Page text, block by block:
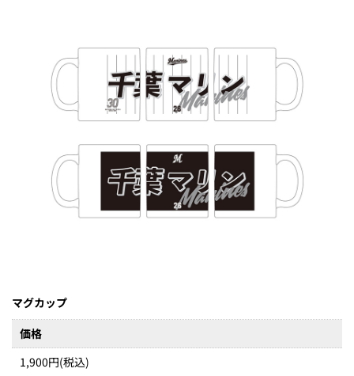
マグカップ
価格
1,900円(税込)